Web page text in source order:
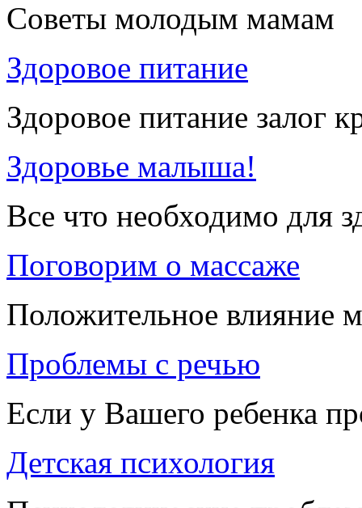
Советы молодым мамам
Здоровое питание
Здоровое питание залог
Здоровье малыша!
Все что необходимо для
Поговорим о массаже
Положительное влияние
Проблемы с речью
Если у Вашего ребенка
Детская психология